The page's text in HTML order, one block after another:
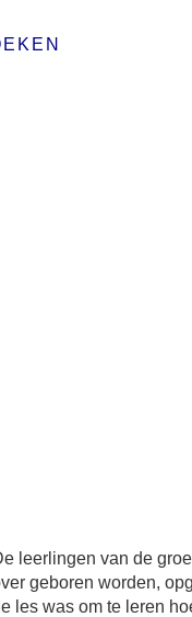
leerlingen van de
geboren worden,
les was om te leren
Kraal. In het voorjaar
zij bieden daarom
te komen